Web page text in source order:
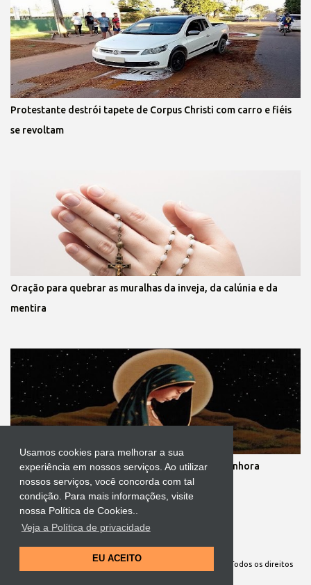
Usamos cookies para melhorar a sua
experiência em nossos serviços. Ao utilizar
nossos serviços, você concorda com tal
condição. Para mais informações, visite
nossa Política de Cookies..
Veja a Política de privacidade
EU ACEITO
Protestante destrói tapete de Corpus Christi com carro e fiéis
se revoltam
Oração para quebrar as muralhas da inveja, da calúnia e da
mentira
Novena dos nove meses de gestação de Nossa Senhora
Tecnologia do Blogger
Site Oficial da Comunidade Nossa Senhora cuida de mim. Todos os direitos